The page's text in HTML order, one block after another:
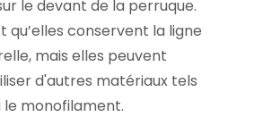
le devant de la perruque.
qu’elles conservent la ligne
mais elles peuvent
d'autres matériaux tels
le monofilament.